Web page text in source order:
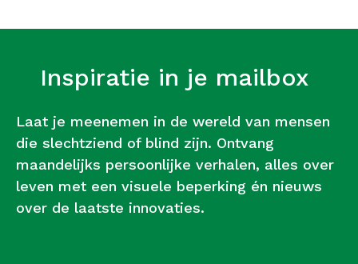
Inspiratie in je mailbox
Laat je meenemen in de wereld van mensen
die slechtziend of blind zijn. Ontvang
maandelijks persoonlijke verhalen, alles over
leven met een visuele beperking én nieuws
over de laatste innovaties.